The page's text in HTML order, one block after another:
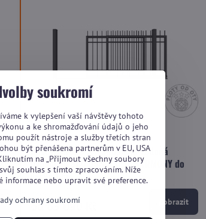
Kovová brána teleskopická vedená
dvoudílná Standard+ SP11 HARMONY do
výšky 1,5m
Na dotaz (dle vytížení výroby)
od 63 090 Kč Zobrazit
soukromí
k vylepšení vaší návštěvy tohoto
a ke shromažďování údajů o jeho
použít nástroje a služby třetích stran
být přenášena partnerům v EU, USA
na „Přijmout všechny soubory
souhlas s tímto zpracováním. Níže
informace nebo upravit své preference.
ochrany soukromí